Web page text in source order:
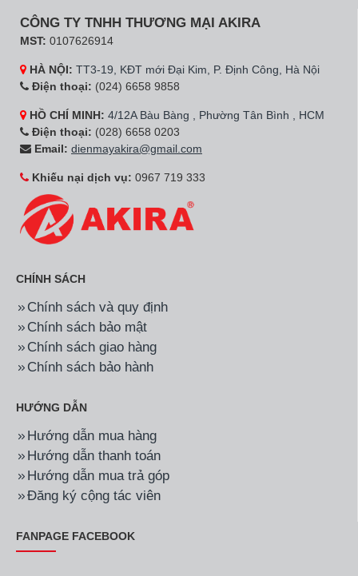
CÔNG TY TNHH THƯƠNG MẠI AKIRA
MST: 0107626914
HÀ NỘI: TT3-19, KĐT mới Đại Kim, P. Định Công, Hà Nội
Điện thoại: (024) 6658 9858
HỒ CHÍ MINH: 4/12A Bàu Bàng , Phường Tân Bình , HCM
Điện thoại: (028) 6658 0203
Email: dienmayakira@gmail.com
Khiếu nại dịch vụ: 0967 719 333
CHÍNH SÁCH
Chính sách và quy định
Chính sách bảo mật
Chính sách giao hàng
Chính sách bảo hành
HƯỚNG DẪN
Hướng dẫn mua hàng
Hướng dẫn thanh toán
Hướng dẫn mua trả góp
Đăng ký cộng tác viên
FANPAGE FACEBOOK